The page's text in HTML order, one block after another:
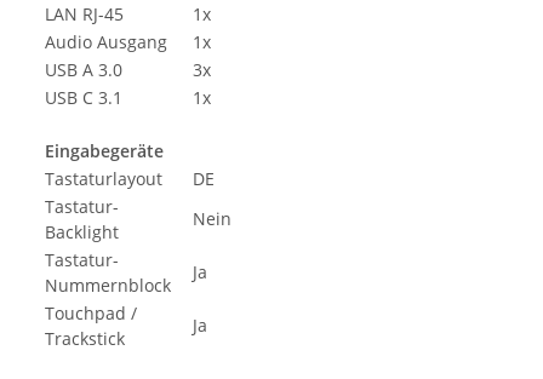
LAN RJ-45
1x
Audio Ausgang
1x
USB A 3.0
3x
USB C 3.1
1x
Eingabegeräte
Tastaturlayout
DE
Tastatur-
Backlight
Nein
Tastatur-
Nummernblock
Ja
Touchpad /
Trackstick
Ja